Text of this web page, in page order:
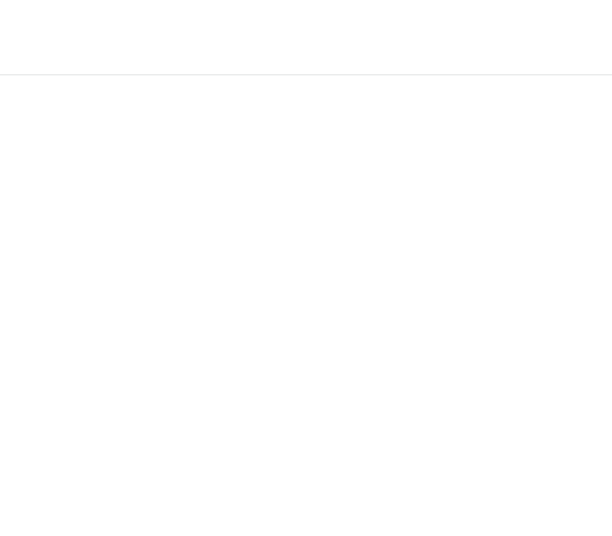
de desenvolver um projeto de arquitetura,
O principal objetivo da arquitetura
impacto ambiental possível no meio...